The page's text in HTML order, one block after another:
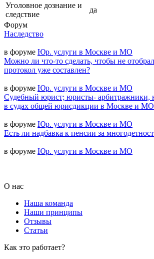
Уголовное дознание и
следствие
да
Форум
Наследство
в форуме Юр. услуги в Москве и МО
Можно ли что-то сделать, чтобы не
протокол уже составлен?
в форуме Юр. услуги в Москве и МО
Судебный юрист; юристы- арбитражники,
в судах общей юрисдикции в Москве и МО
в форуме Юр. услуги в Москве и МО
Есть ли надбавка к пенсии за
в форуме Юр. услуги в Москве и МО
О нас
Наша команда
Наши принципы
Отзывы
Статьи
Как это работает?